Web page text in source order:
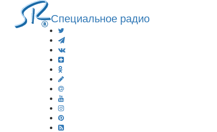
Специальное радио